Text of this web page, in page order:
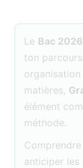
Le Bac 2026
ton
organisation
matières,
élément
méthode.
Comprendre
anticiper les